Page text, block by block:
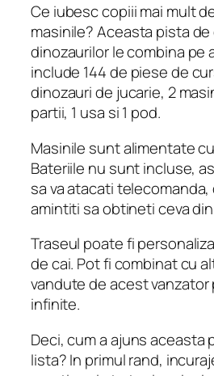
Ce iubesc copiii mai mult
masinile? Aceasta pista
dinozaurilor le combina pe
include 144 de piese de
dinozauri de jucarie, 2
partii, 1 usa si 1 pod.
Masinile sunt alimentate
Bateriile nu sunt incluse,
sa va atacati telecomanda,
amintiti sa obtineti ceva
Traseul poate fi
de cai. Pot fi combinat cu
vandute de acest
infinite.
Deci, cum a ajuns aceasta
lista? In primul rand,